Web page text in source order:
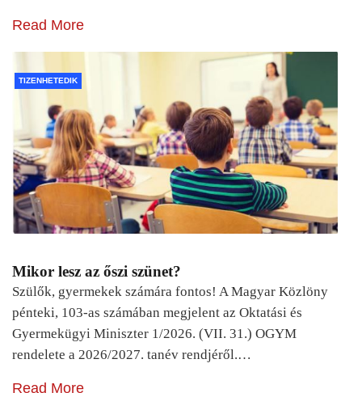
Read More
TIZENHETEDIK
Mikor lesz az őszi szünet?
Szülők, gyermekek számára fontos! A Magyar Közlöny
pénteki, 103-as számában megjelent az Oktatási és
Gyermekügyi Miniszter 1/2026. (VII. 31.) OGYM
rendelete a 2026/2027. tanév rendjéről.…
Read More